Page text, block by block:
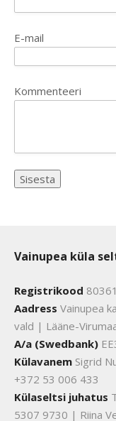
E-mail
Kommenteeri
Vainupea küla
Registrikood
Aadress Vainupea
vald | Lääne-
A/a (Swedbank)
Külavanem Sigrid
+372 53 006 433
Külaseltsi juhatus
5307 9730 | Riina